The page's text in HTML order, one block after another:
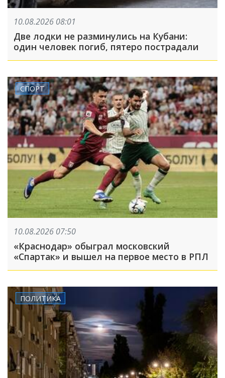
10.08.2026 08:01
Две лодки не разминулись на Кубани:
один человек погиб, пятеро пострадали
СПОРТ
10.08.2026 07:50
«Краснодар» обыграл московский
«Спартак» и вышел на первое место в РПЛ
ПОЛИТИКА